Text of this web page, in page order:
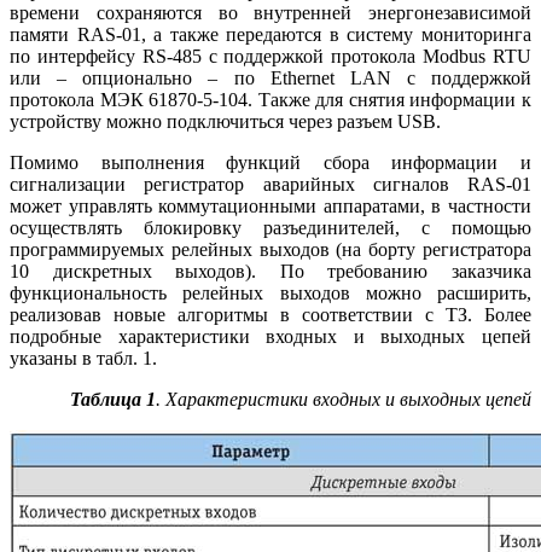
времени сохраняются во внутренней энергонезависимой
памяти RAS‑01, а также передаются в систему мониторинга
по интерфейсу RS‑485 с поддержкой протокола Modbus RTU
или – опционально – по Ethernet LAN с поддержкой
протокола МЭК 61870-5-104. Также для снятия информации к
устройству можно подключиться через разъем USB.
Помимо выполнения функций сбора информации и
сигнализации регистратор аварийных сигналов RAS‑01
может управлять коммутационными аппаратами, в частности
осуществлять блокировку разъединителей, с помощью
программируемых релейных выходов (на борту регистратора
10 дискретных выходов). По требованию заказчика
функциональность релейных выходов можно расширить,
реализовав новые алгоритмы в соответствии с ТЗ. Более
подробные характеристики входных и выходных цепей
указаны в табл. 1.
Таблица 1. Характеристики входных и выходных цепей